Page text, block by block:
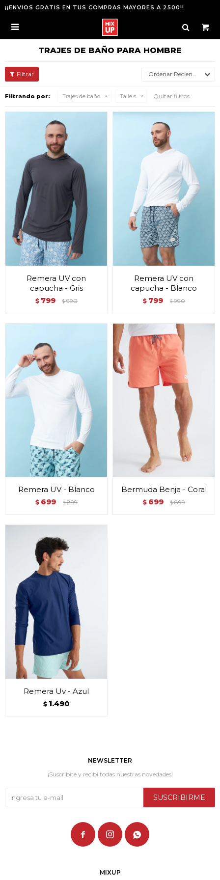
¡¡ENVIOS GRATIS EN TUS COMPRAS MAYORES A 2500!!

TRAJES DE BAÑO PARA HOMBRE
Recientes
Filtrando por: Trajes de baño Talle s Quitar filtros
Remera UV con
capucha - Gris
$ 799 $ 990
Remera UV con
capucha - Blanco
$ 799 $ 990
Remera UV - Blanco
$ 699 $ 899
Bermuda Benja - Coral
$ 699 $ 899
Remera Uv - Azul
$ 1.490
MIXUP
NEWSLETTER
¡Suscribite y recibí todas nuestras novedades!
SUSCRIBIRME
  